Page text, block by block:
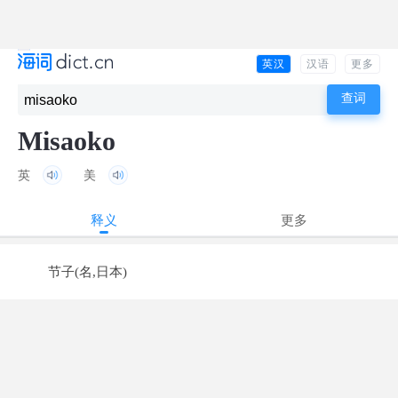
英汉 汉语 更多
Misaoko
英 美
释义 更多
节子(名,日本)